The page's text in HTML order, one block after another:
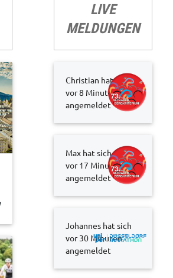
LIVE
MELDUNGEN
Christian hat sich
vor 8 Minuten
angemeldet
Max hat sich
vor 17 Minuten
angemeldet
Johannes hat sich
vor 30 Minuten
angemeldet